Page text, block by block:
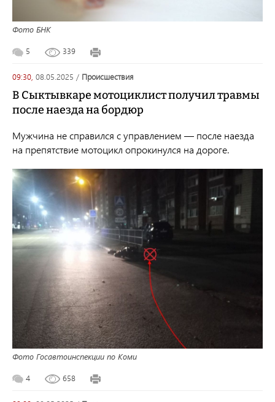
Фото БНК
5 339
09:30, 08.05.2025 / происшествия
В Сыктывкаре мотоциклист получил травмы
после наезда на бордюр
Мужчина не справился с управлением — после наезда
на препятствие мотоцикл опрокинулся на дороге.
Фото Госавтоинспекции по Коми
4 658